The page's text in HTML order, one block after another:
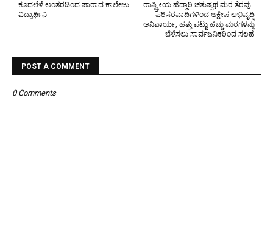
ರಾಷ್ಟ್ರೀಯ ಹೆದ್ದಾರಿ ಚತುಷ್ಪಥ ಮರ ತೆರವು -
ಪರಿಸರವಾದಿಗಳಿಂದ ಆಕ್ಷೇಪ ಅಭಿವೃದ್ಧಿ
ಅನಿವಾರ್ಯ, ಹತ್ತು ಪಟ್ಟು ಹೆಚ್ಚು ಮರಗಳನ್ನು
ಬೆಳೆಸಲು ಸಾರ್ವಜನಿಕರಿಂದ ಸಲಹೆ
ಕೂದಲೆಳೆ ಅಂತರದಿಂದ ಪಾರಾದ ಕಾಲೇಜು
ವಿದ್ಯಾರ್ಥಿನಿ
POST A COMMENT
0 Comments